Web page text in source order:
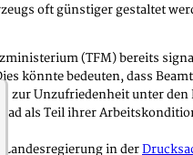
oft günstiger gestaltet
(TFM) bereits
könnte bedeuten, dass
zur Unzufriedenheit unter den
als Teil ihrer
Landesregierung in der